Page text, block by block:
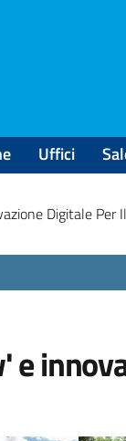
Uffici
Digitale Per